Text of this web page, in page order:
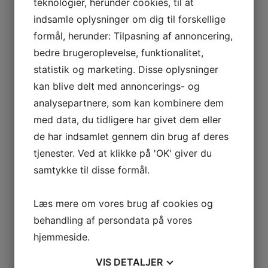
Rondelholder Ø 280 mm (11″) –
Ruby 55t
kr.615,00 kr. 768,75 inkl. moms
F50 kemi til alle gulvvaskere – 5L
kr.189,00 kr. 236,25 inkl. moms
indsamle oplysninger om dig til forskellige
formål, herunder: Tilpasning af annoncering,
bedre brugeroplevelse, funktionalitet,
statistik og marketing. Disse oplysninger
kan blive delt med annoncerings- og
analysepartnere, som kan kombinere dem
med data, du tidligere har givet dem eller
de har indsamlet gennem din brug af deres
tjenester. Ved at klikke på 'OK' giver du
samtykke til disse formål.
Læs mere om vores brug af cookies og
behandling af persondata på vores
hjemmeside.
VIS DETALJER